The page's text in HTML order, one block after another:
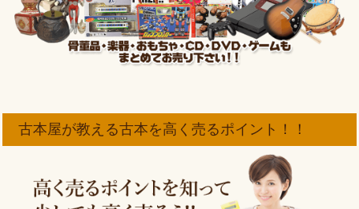
古本屋が教える古本を高く売るポイント！！